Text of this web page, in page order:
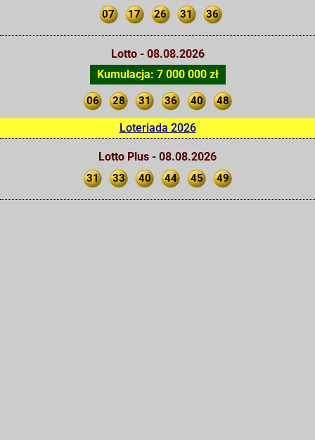
07 17 26 31 36
Lotto - 08.08.2026
Kumulacja: 7 000 000 zł
06 28 31 36 40 48
Loteriada 2026
Lotto Plus - 08.08.2026
31 33 40 44 45 49